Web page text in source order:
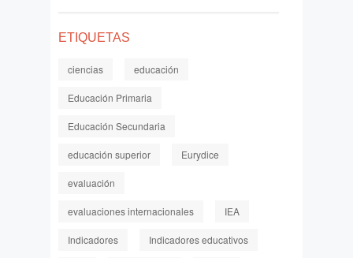
ETIQUETAS
ciencias educación
Educación Primaria
Educación Secundaria
educación superior Eurydice
evaluación
evaluaciones internacionales IEA
Indicadores Indicadores educativos